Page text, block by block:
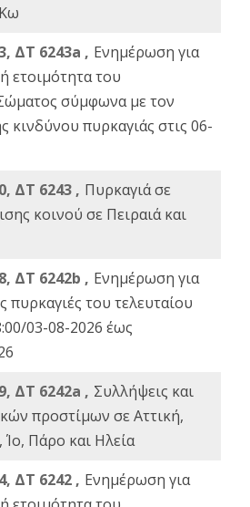
ΔΤ 6243a , Ενημέρωση για
ετοιμότητα του
σύμφωνα με τον
κινδύνου πυρκαγιάς στις 06-
ΔΤ 6243 , Πυρκαγιά σε
κοινού σε Πειραιά και
ΔΤ 6242b , Ενημέρωση για
πυρκαγιές του τελευταίου
03-08-2026 έως
ΔΤ 6242a , Συλλήψεις και
προστίμων σε Αττική,
Ίο, Πάρο και Ηλεία
ΔΤ 6242 , Ενημέρωση για